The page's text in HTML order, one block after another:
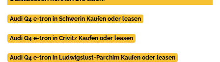
Audi Q4 e-tron in Schwerin Kaufen oder leasen
Audi Q4 e-tron in Crivitz Kaufen oder leasen
Audi Q4 e-tron in Ludwigslust-Parchim Kaufen oder leasen